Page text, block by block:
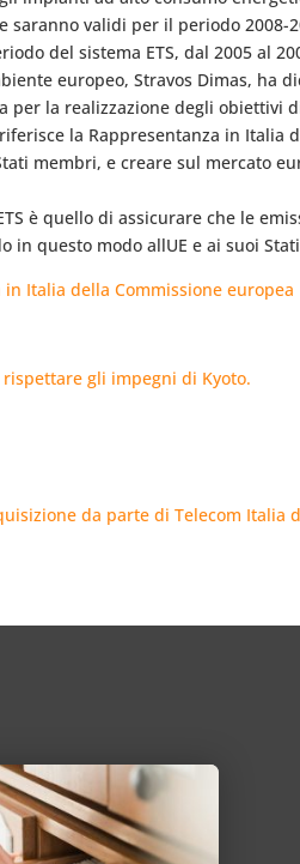
e saranno validi per il periodo
del sistema ETS, dal 2005 al
europeo, Stravos Dimas, ha
per la realizzazione degli
riferisce la Rappresentanza in
membri, e creare sul mercato
è quello di assicurare che le
in questo modo allUE e ai suoi
in Italia della Commissione europea
gli impegni di Kyoto.
da parte di Telecom Italia